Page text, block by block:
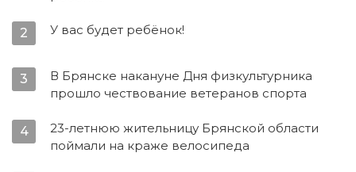
2 У вас будет ребёнок!
3
В Брянске накануне Дня физкультурника
прошло чествование ветеранов спорта
4
23-летнюю жительницу Брянской области
поймали на краже велосипеда